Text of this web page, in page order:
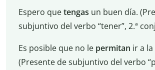
Espero quetengas un buen día.
subjuntivo del verbo “tener”, 2.ª
Es posible que no le permitan ir a
(Presente de subjuntivo del verbo